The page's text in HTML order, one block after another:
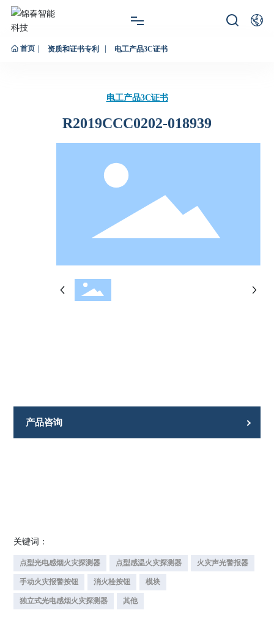
网站首页
新闻资讯
首页 资质和证书专利 电工产品3C证书
电工产品3C证书
R2019CCC0202-018939
产品咨询
关键词：
点型光电感烟火灾探测器 点型感温火灾探测器 火灾声光警报器
手动火灾报警按钮 消火栓按钮 模块
独立式光电感烟火灾探测器 其他